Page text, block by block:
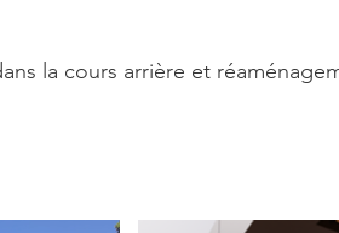
la cours arrière et